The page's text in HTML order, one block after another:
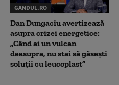
GANDUL.RO
Dan Dungaciu avertizează
asupra crizei energetice:
„Când ai un vulcan
deasupra, nu stai să găsești
soluții cu leucoplast”